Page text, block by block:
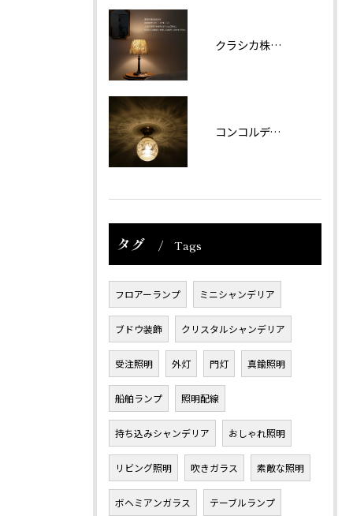
クラシカ株式会社では夏期休業をいただきます。
コンコルディアのシリーズより天井灯です。
タグ Tags
フロアーランプ ミニシャンデリア
ブドウ装飾 クリスタルシャンデリア
受注照明 外灯 門灯 真鍮照明
船舶ランプ 照明配線
持ち込みシャンデリア おしゃれ照明
リビング照明 吹きガラス 素敵な照明
ボヘミアンガラス テーブルランプ